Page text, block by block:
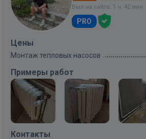
Был на сайте: 1 ч. 42 мин.
PRO
Цены
Монтаж тепловых насосов
Примеры работ
Контакты